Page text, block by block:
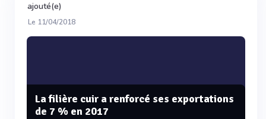
ajouté(e)
Le 11/04/2018
La filière cuir a renforcé ses exportations
de 7 % en 2017